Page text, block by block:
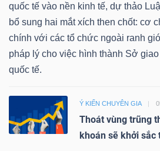
quốc tế vào nền kinh tế, dự thảo
bổ sung hai mắt xích then chốt: cơ
chính với các tổ chức ngoài ranh
pháp lý cho việc hình thành Sở
quốc tế.
Ý KIẾN CHUYÊN GIA
Thoát vùng trũng
khoán sẽ khởi sắc